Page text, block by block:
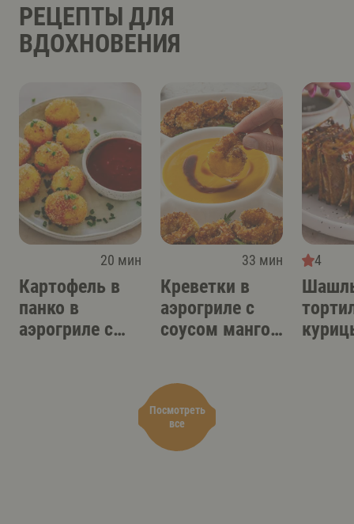
РЕЦЕПТЫ ДЛЯ
ВДОХНОВЕНИЯ
Посмотреть
все
20 мин
Картофель в
панко в
аэрогриле с
33 мин
Креветки в
аэрогриле с
соусом манго-
4